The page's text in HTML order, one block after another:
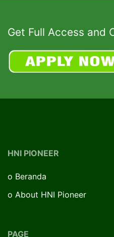
Get Full Access and
HNI PIONEER
o Beranda
o About HNI Pioneer
PAGE